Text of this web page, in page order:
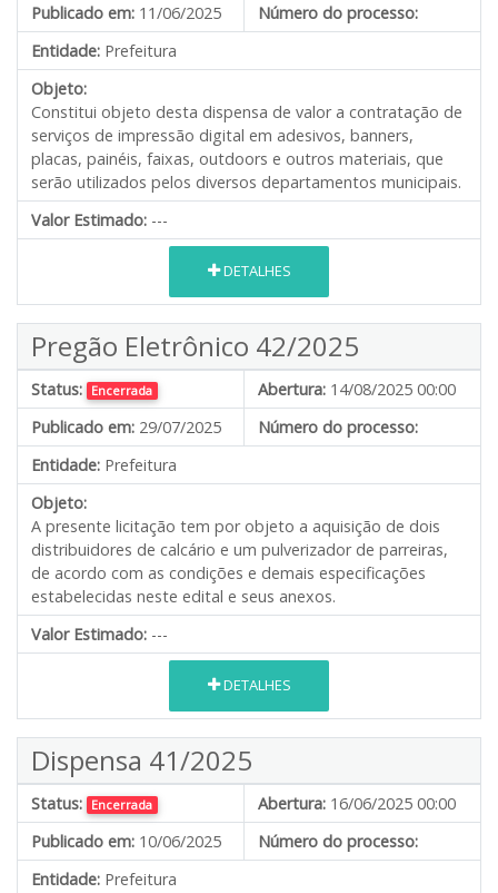
Publicado em: 11/06/2025
Número do processo:
Entidade: Prefeitura
Objeto:
Constitui objeto desta dispensa de valor a contratação de
serviços de impressão digital em adesivos, banners,
placas, painéis, faixas, outdoors e outros materiais, que
serão utilizados pelos diversos departamentos municipais.
Valor Estimado: ---
DETALHES
Pregão Eletrônico 42/2025
Status: Encerrada Abertura: 14/08/2025 00:00
Publicado em: 29/07/2025
Número do processo:
Entidade: Prefeitura
Objeto:
A presente licitação tem por objeto a aquisição de dois
distribuidores de calcário e um pulverizador de parreiras,
de acordo com as condições e demais especificações
estabelecidas neste edital e seus anexos.
Valor Estimado: ---
DETALHES
Dispensa 41/2025
Status: Encerrada Abertura: 16/06/2025 00:00
Publicado em: 10/06/2025
Número do processo:
Entidade: Prefeitura